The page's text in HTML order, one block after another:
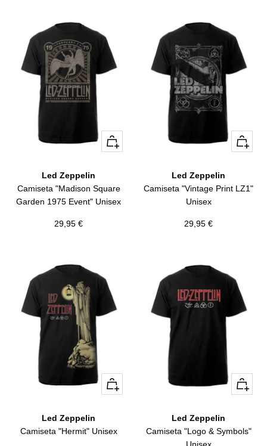
Vista
rápida
Led Zeppelin
Camiseta "Madison Square
Garden 1975 Event" Unisex
Precio
29,95 €
Vista
rápida
Led Zeppelin
Camiseta "Vintage Print LZ1"
Unisex
Precio
29,95 €
Vista
rápida
Led Zeppelin
Camiseta "Hermit" Unisex
Vista
rápida
Led Zeppelin
Camiseta "Logo & Symbols"
Unisex